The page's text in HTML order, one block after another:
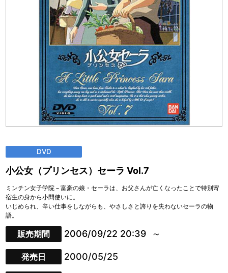
DVD
小公女（プリンセス）セーラ Vol.7
ミンチン女子学院－富豪の娘・セーラは、お父さんが亡くなったことで特別寄
宿生の身から小間使いに。
いじめられ、辛い仕事をしながらも、やさしさと誇りを失わないセーラの物
語。
販売期間 2006/09/22 20:39
発売日 2000/05/25